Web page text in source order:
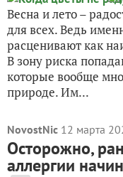
Весна и лето –
для всех. Ведь
расценивают как
В зону риска
которые вообще
природе. Им...
NovostNic 12 марта
Осторожно,
аллергии